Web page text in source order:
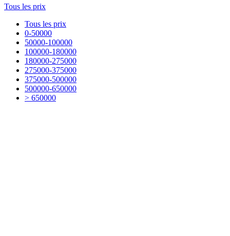
Tous les prix
Tous les prix
0-50000
50000-100000
100000-180000
180000-275000
275000-375000
375000-500000
500000-650000
> 650000